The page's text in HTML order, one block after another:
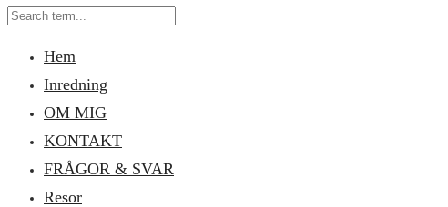
Hem
Inredning
OM MIG
KONTAKT
FRÅGOR & SVAR
Resor